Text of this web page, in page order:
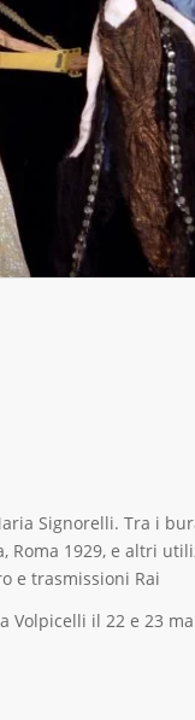
Signorelli. Tra i
Roma 1929, e altri
e trasmissioni Rai
il 22 e 23